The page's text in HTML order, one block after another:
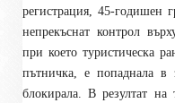
регистрация, 45-годишен
непрекъснат контрол
при което туристическа
пътничка, е попаднала в
блокирала. В резултат на